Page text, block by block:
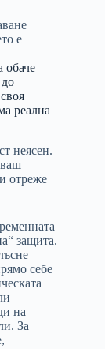
е
обаче
реална
неясен.
отреже
защита.
себе
на
За